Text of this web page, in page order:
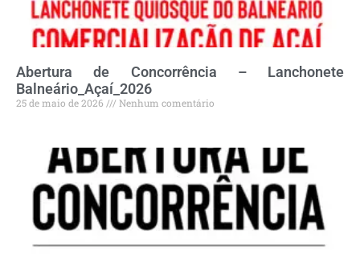
Abertura de Concorrência – Lanchonete
Balneário_Açaí_2026
25 de maio de 2026 Nenhum comentário